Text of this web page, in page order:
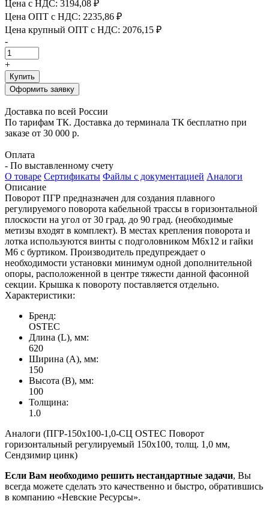
Цена с НДС: 3194,08 ₽
Цена ОПТ с НДС: 2235,86 ₽
Цена крупный ОПТ с НДС: 2076,15 ₽
-
+
Купить
Оформить заявку
Доставка по всей России
По тарифам ТК. Доставка до терминала ТК бесплатно при
заказе от 30 000 р.
Оплата
- По выставленному счету
О товаре Сертификаты Файлы с документацией Аналоги
Описание
Поворот ПГР предназначен для создания плавного
регулируемого поворота кабельной трассы в горизонтальной
плоскости на угол от 30 град. до 90 град. (необходимые
метизы входят в комплект). В местах крепления поворота и
лотка используются винты с подголовником М6х12 и гайки
М6 с буртиком. Производитель предупреждает о
необходимости установки минимум одной дополнительной
опоры, расположенной в центре тяжести данной фасонной
секции. Крышка к повороту поставляется отдельно.
Характеристики:
Бренд:
OSTEC
Длина (L), мм:
620
Ширина (А), мм:
150
Высота (В), мм:
100
Толщина:
1.0
Аналоги (ПГР-150х100-1,0-СЦ OSTEC Поворот
горизонтальный регулируемый 150х100, толщ. 1,0 мм,
Сендзимир цинк)
Если Вам необходимо решить нестандартные задачи, Вы
всегда можете сделать это качественно и быстро, обратившись
в компанию «Невские Ресурсы».